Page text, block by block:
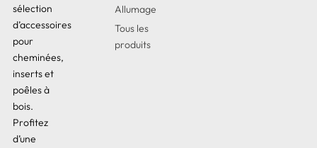
sélection
d’accessoires
pour
cheminées,
inserts et
poêles à
bois.
Profitez
d’une
Allumage
Tous les
produits